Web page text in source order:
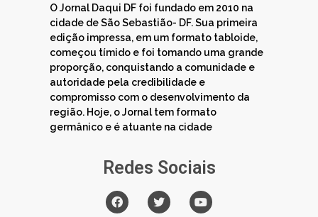
O Jornal Daqui DF foi fundado em 2010 na
cidade de São Sebastião- DF. Sua primeira
edição impressa, em um formato tabloide,
começou tímido e foi tomando uma grande
proporção, conquistando a comunidade e
autoridade pela credibilidade e
compromisso com o desenvolvimento da
região. Hoje, o Jornal tem formato
germânico e é atuante na cidade
Redes Sociais